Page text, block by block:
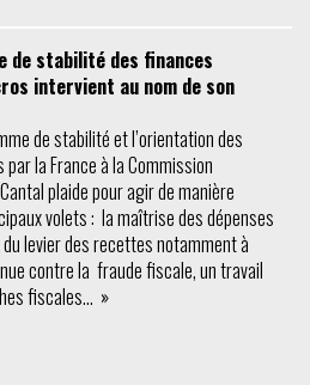
de stabilité des finances
intervient au nom de son
de stabilité et l’orientation des
la France à la Commission
plaide pour agir de manière
volets : la maîtrise des dépenses
levier des recettes notamment à
contre la fraude fiscale, un travail
fiscales… »